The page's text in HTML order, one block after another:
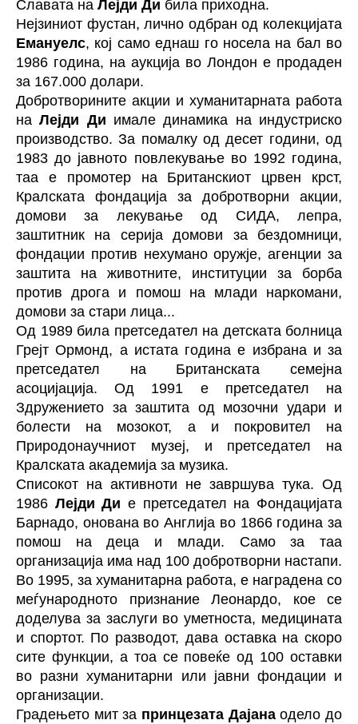
Славата на Лејди Ди била приходна.
Нејзиниот фустан, лично одбран од колекцијата
Емануелс, кој само еднаш го носела на бал во
1986 година, на аукција во Лондон е продаден
за 167.000 долари.
Добротворините акции и хуманитарната работа
наЛејди Ди имале динамика на индустриско
производство. За помалку од десет години, од
1983 до јавното повлекување во 1992 година,
таа е промотер на Британскиот црвен крст,
Кралската фондација за добротворни акции,
домови за лекување од СИДА, лепра,
заштитник на серија домови за бездомници,
фондации против нехумано оружје, агенции за
заштита на животните, институции за борба
против дрога и помош на млади наркомани,
домови за стари лица...
Од 1989 била претседател на детската болница
Грејт Ормонд, а истата година е избрана и за
претседател на Британската семејна
асоцијација. Од 1991 е претседател на
Здружението за заштита од мозочни удари и
болести на мозокот, а и покровител на
Природонаучниот музеј, и претседател на
Кралската академија за музика.
Списокот на активноти не завршува тука. Од
1986 Лејди Ди е претседател на Фондацијата
Барнадо, онована во Англија во 1866 година за
помош на деца и млади. Само за таа
организација има над 100 добротворни настапи.
Во 1995, за хуманитарна работа, е наградена со
меѓународното признание Леонардо, кое се
доделува за заслуги во уметноста, медицината
и спортот. По разводот, дава оставка на скоро
сите функции, а тоа се повеќе од 100 оставки
во разни хуманитарни или јавни фондации и
организации.
Градењето мит за принцезата Дајанаодело до